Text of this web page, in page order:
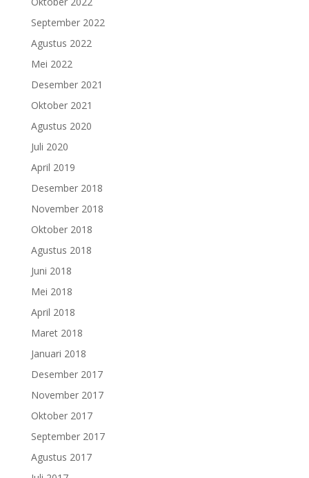
September 2022
Agustus 2022
Mei 2022
Desember 2021
Oktober 2021
Agustus 2020
Juli 2020
April 2019
Desember 2018
November 2018
Oktober 2018
Agustus 2018
Juni 2018
Mei 2018
April 2018
Maret 2018
Januari 2018
Desember 2017
November 2017
Oktober 2017
September 2017
Agustus 2017